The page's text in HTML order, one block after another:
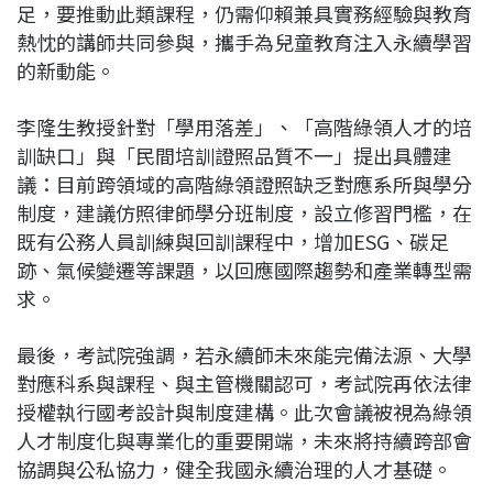
足，要推動此類課程，仍需仰賴兼具實務經驗與教育
熱忱的講師共同參與，攜手為兒童教育注入永續學習
的新動能。
李隆生教授針對「學用落差」、「高階綠領人才的培
訓缺口」與「民間培訓證照品質不一」提出具體建
議：目前跨領域的高階綠領證照缺乏對應系所與學分
制度，建議仿照律師學分班制度，設立修習門檻，在
既有公務人員訓練與回訓課程中，增加ESG、碳足
跡、氣候變遷等課題，以回應國際趨勢和產業轉型需
求。
最後，考試院強調，若永續師未來能完備法源、大學
對應科系與課程、與主管機關認可，考試院再依法律
授權執行國考設計與制度建構。此次會議被視為綠領
人才制度化與專業化的重要開端，未來將持續跨部會
協調與公私協力，健全我國永續治理的人才基礎。